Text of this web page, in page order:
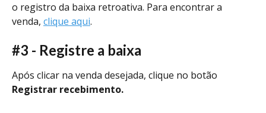
o registro da baixa retroativa. Para encontrar a
venda, clique aqui.
#3 - Registre a baixa
Após clicar na venda desejada, clique no botão
Registrar recebimento.